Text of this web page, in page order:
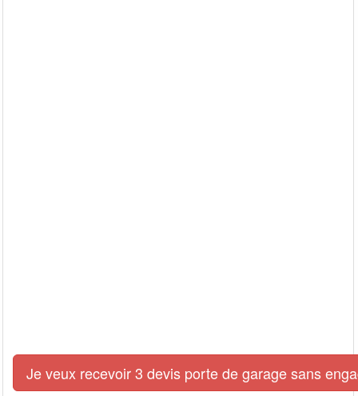
Je veux recevoir 3 devis porte de garage sans